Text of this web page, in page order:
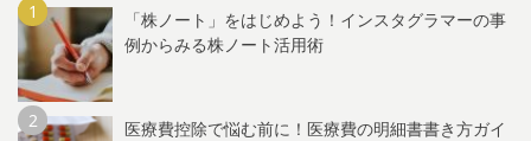
「株ノート」をはじめよう！インスタグラマーの事
例からみる株ノート活用術
医療費控除で悩む前に！医療費の明細書書き方ガイ